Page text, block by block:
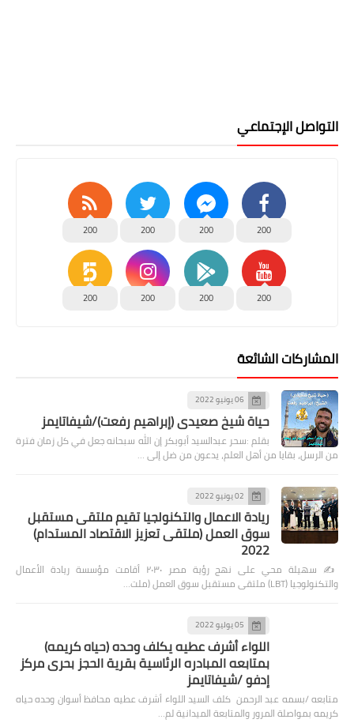
التواصل الإجتماعي
200
200
200
200
200
200
200
200
المشاركات الشائعة
06 يونيو 2022
حياة شيخ صعيدى (إبراهيم رفعت)/شيفاتايمز
بقلم :سحر عبدالسيد أبوبكر إن الله سبحانه جعل في كل زمان فترة
من الرسل، بقايا من أهل العلم، يدعون من ضل إلى …
02 يونيو 2022
ريادة الاعمال والتكنولجيا تقيم ملتقى مستقبل
سوق العمل (ملتقى تعزيز الاقتصاد المستدام)
2022
✍️ سهيلة محي على نهج رؤية مصر ٢٠٣٠ أقامت مؤسسة ريادة الأعمال
والتكنولوجيا (LBT) ملتقى مستقبل سوق العمل (ملت…
05 يوليو 2022
اللواء أشرف عطيه يكلف وحده (حياه كريمه)
بمتابعه المبادره الرئاسية بقرية الحجز بحرى مركز
إدفو /شيفاتايمز
متابعه /بسمه عبد الرحمن كلف السيد اللواء أشرف عطيه محافظ أسوان وحده حياه
كريمه بمواصلة المرور والمتابعة الميدانية لم…